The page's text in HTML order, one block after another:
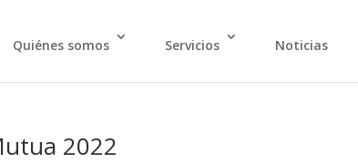
Quiénes somos Servicios Noticias
2022